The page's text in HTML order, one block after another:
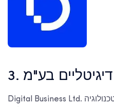
דיגיטליים בע"מ
Digital Business Ltd. היא חברת ייעוץ ניהולי וטכנולוגיה